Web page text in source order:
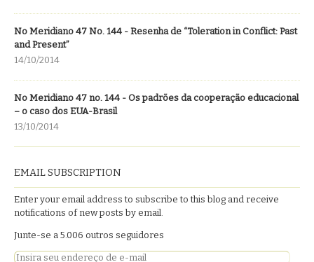
No Meridiano 47 No. 144 - Resenha de “Toleration in Conflict: Past
and Present”
14/10/2014
No Meridiano 47 no. 144 - Os padrões da cooperação educacional
– o caso dos EUA-Brasil
13/10/2014
EMAIL SUBSCRIPTION
Enter your email address to subscribe to this blog and receive
notifications of new posts by email.
Junte-se a 5.006 outros seguidores